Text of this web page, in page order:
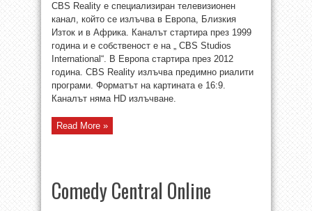
CBS Reality е специализиран телевизионен
канал, който се излъчва в Европа, Близкия
Изток и в Африка. Каналът стартира през 1999
година и е собственост е на „ CBS Studios
International“. В Европа стартира през 2012
година. CBS Reality излъчва предимно риалити
програми. Форматът на картината е 16:9.
Каналът няма HD излъчване.
Read More »
Comedy Central Online